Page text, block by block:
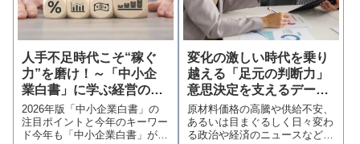
人手不足時代こそ“稼ぐ
力”を磨け！～「中小企
業白書」に学ぶ経営の打
ち手～
2026年版「中小企業白書」の
注目ポイントと今年のキーワー
ド今年も「中小企業白書」が公
変化の激しい時代を乗り
越える「足元の判断力」
意思決定を支えるデータ
の解像度を上げる！
原材料価格の高騰や供給不安、
あるいは目まぐるしく日々変わ
る政治や経済のニュースなど、